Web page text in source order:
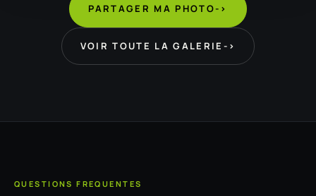
PARTAGER MA PHOTO->
VOIR TOUTE LA GALERIE ->
QUESTIONS FREQUENTES